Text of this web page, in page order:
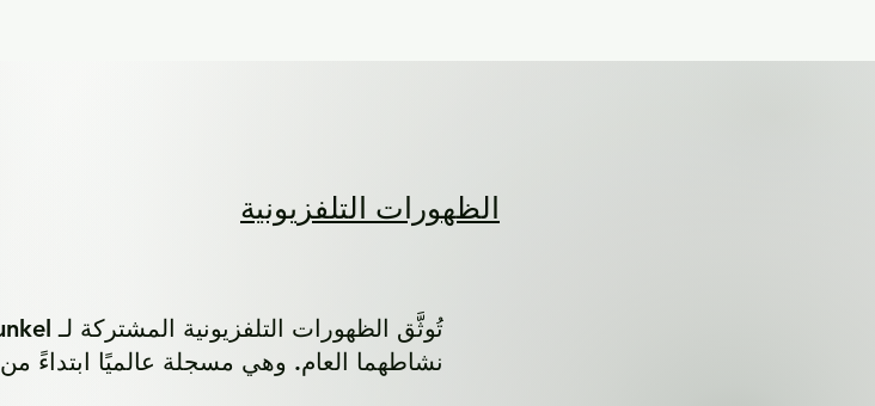
الظهورات التلفزيونية
نشاطهما العام. وهي مسجلة عالميًا ابتداءً من ٢٠٢٤ وتُرتَّب ترتيبًا زمنيًا عكسيًا.